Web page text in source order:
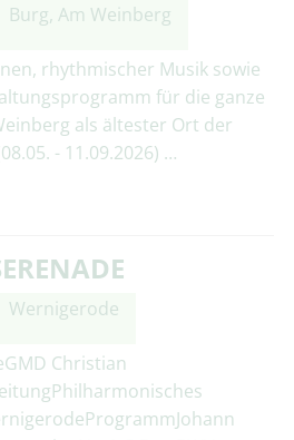
Burg, Am Weinberg
rhythmischer Musik sowie
für die ganze
als ältester Ort der
- 11.09.2026) …
Wernigerode
Christian